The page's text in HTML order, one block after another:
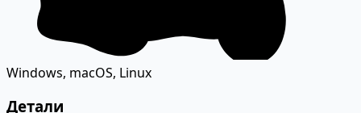
Windows, macOS, Linux
Детали